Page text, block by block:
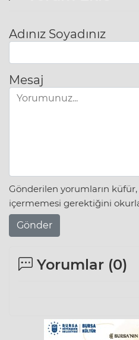
Adınız Soyadınız
Mesaj
Gönderilen yorumların
içermemesi gerektiğini
Gönder
Yorumlar (0)